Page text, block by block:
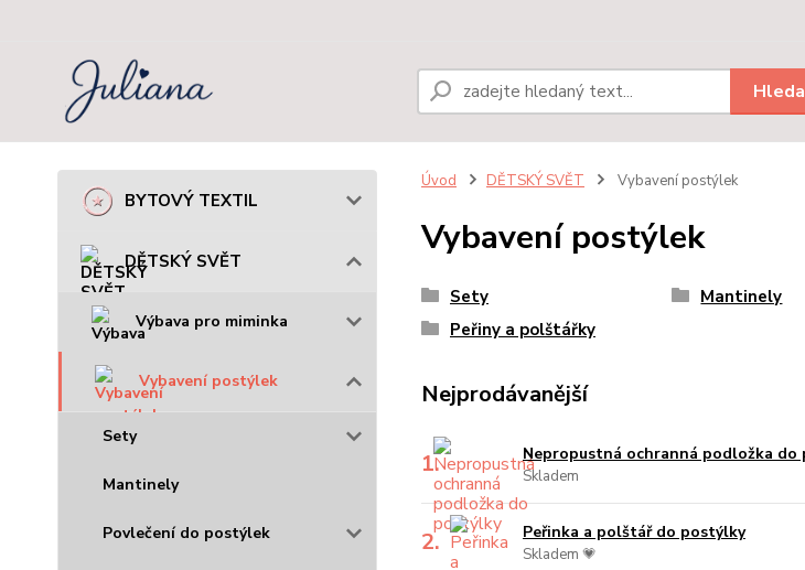
BYTOVÝ TEXTIL
DĚTSKÝ SVĚT
Výbava pro miminka
Vybavení postýlek
Sety
Mantinely
Povlečení do postýlek
Úvod DĚTSKÝ SVĚT Vybavení postýlek
Vybavení postýlek
Sety Mantinely
Peřiny a polštářky
Nejprodávanější
1. Nepropustná ochranná podložka do
Skladem
2. Peřinka a polštář do postýlky
Skladem 💗